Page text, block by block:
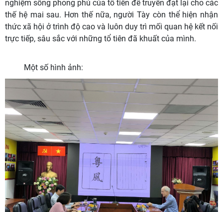
nghiệm sống phong phú của tổ tiên để truyền đạt lại cho các
thế hệ mai sau. Hơn thế nữa, người Tày còn thể hiện nhận
thức xã hội ở trình độ cao và luôn duy trì mối quan hệ kết nối
trực tiếp, sâu sắc với những tổ tiên đã khuất của mình.
Một số hình ảnh: